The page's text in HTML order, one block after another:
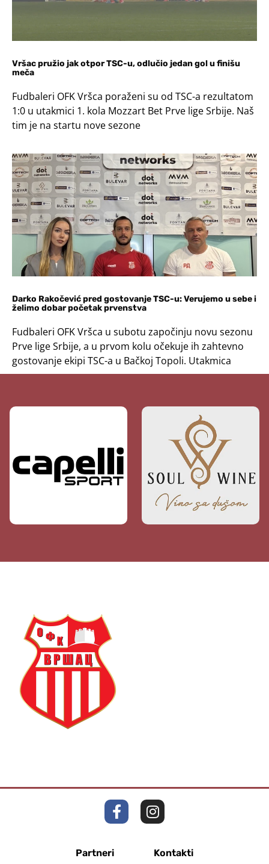
Vršac pružio jak otpor TSC-u, odlučio jedan gol u finišu
meča
Fudbaleri OFK Vršca poraženi su od TSC-a rezultatom
1:0 u utakmici 1. kola Mozzart Bet Prve lige Srbije. Naš
tim je na startu nove sezone
Darko Rakočević pred gostovanje TSC-u: Verujemo u sebe i
želimo dobar početak prvenstva
Fudbaleri OFK Vršca u subotu započinju novu sezonu
Prve lige Srbije, a u prvom kolu očekuje ih zahtevno
gostovanje ekipi TSC-a u Bačkoj Topoli. Utakmica
Partneri Kontakti